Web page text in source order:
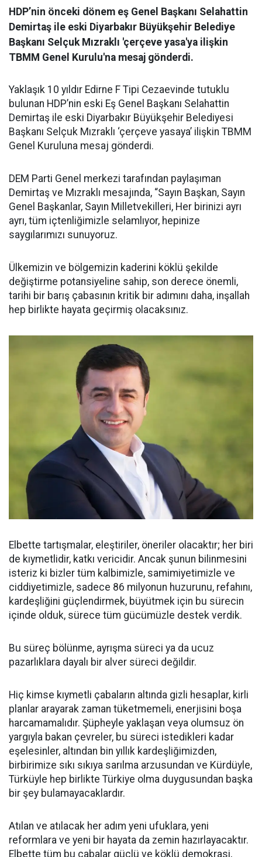
HDP’nin önceki dönem eş Genel Başkanı Selahattin
Demirtaş ile eski Diyarbakır Büyükşehir Belediye
Başkanı Selçuk Mızraklı 'çerçeve yasa'ya ilişkin
TBMM Genel Kurulu'na mesaj gönderdi.
Yaklaşık 10 yıldır Edirne F Tipi Cezaevinde tutuklu
bulunan HDP’nin eski Eş Genel Başkanı Selahattin
Demirtaş ile eski Diyarbakır Büyükşehir Belediyesi
Başkanı Selçuk Mızraklı ‘çerçeve yasaya’ ilişkin TBMM
Genel Kuruluna mesaj gönderdi.
DEM Parti Genel merkezi tarafından paylaşıman
Demirtaş ve Mızraklı mesajında, “Sayın Başkan, Sayın
Genel Başkanlar, Sayın Milletvekilleri, Her birinizi ayrı
ayrı, tüm içtenliğimizle selamlıyor, hepinize
saygılarımızı sunuyoruz.
Ülkemizin ve bölgemizin kaderini köklü şekilde
değiştirme potansiyeline sahip, son derece önemli,
tarihi bir barış çabasının kritik bir adımını daha, inşallah
hep birlikte hayata geçirmiş olacaksınız.
Elbette tartışmalar, eleştiriler, öneriler olacaktır; her biri
de kıymetlidir, katkı vericidir. Ancak şunun bilinmesini
isteriz ki bizler tüm kalbimizle, samimiyetimizle ve
ciddiyetimizle, sadece 86 milyonun huzurunu, refahını,
kardeşliğini güçlendirmek, büyütmek için bu sürecin
içinde olduk, sürece tüm gücümüzle destek verdik.
Bu süreç bölünme, ayrışma süreci ya da ucuz
pazarlıklara dayalı bir alver süreci değildir.
Hiç kimse kıymetli çabaların altında gizli hesaplar, kirli
planlar arayarak zaman tüketmemeli, enerjisini boşa
harcamamalıdır. Şüpheyle yaklaşan veya olumsuz ön
yargıyla bakan çevreler, bu süreci istedikleri kadar
eşelesinler, altından bin yıllık kardeşliğimizden,
birbirimize sıkı sıkıya sarılma arzusundan ve Kürdüyle,
Türküyle hep birlikte Türkiye olma duygusundan başka
bir şey bulamayacaklardır.
Atılan ve atılacak her adım yeni ufuklara, yeni
reformlara ve yeni bir hayata da zemin hazırlayacaktır.
Elbette tüm bu çabalar güçlü ve köklü demokrasi,